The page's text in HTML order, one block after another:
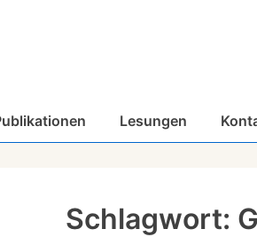
Lesungen
Schlagwort: